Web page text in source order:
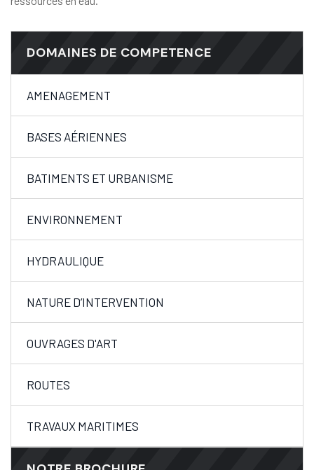
DOMAINES DE COMPETENCE
AMENAGEMENT
BASES AÉRIENNES
BATIMENTS ET URBANISME
ENVIRONNEMENT
HYDRAULIQUE
NATURE D’INTERVENTION
OUVRAGES D'ART
ROUTES
TRAVAUX MARITIMES